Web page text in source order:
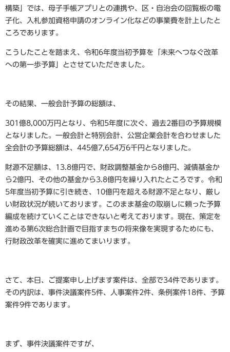
構築」では、母子手帳アプリとの連携や、区・自治会の回覧板の電
子化、入札参加資格申請のオンライン化などの事業費を計上したと
ころであります。
こうしたことを踏まえ、令和6年度当初予算を「未来へつなぐ改革
への第一歩予算」とさせていただきました。
その結果、一般会計予算の総額は、
301億8,000万円となり、令和5年度に次ぐ、過去2番目の予算規模
となりました。一般会計と特別会計、公営企業会計を合わせました
全会計の予算総額は、445億7,654万6千円となりました。
財源不足額は、13.8億円で、財政調整基金から8億円、減債基金か
ら2億円、その他の基金から3.8億円を繰り入れたところです。令和
5年度当初予算に引き続き、10億円を超える財源不足となり、厳し
い財政状況が続いております。このまま基金の取崩しに頼った予算
編成を続けていくことはできないと考えております。現在、策定を
進める第6次総合計画で目指すまちの将来像を実現するためにも、
行財政改革を確実に進めてまいります。
さて、本日、ご提案申し上げます案件は、全部で34件であります。
その内訳は、事件決議案件5件、人事案件2件、条例案件18件、予算
案件9件であります。
まず、事件決議案件ですが、